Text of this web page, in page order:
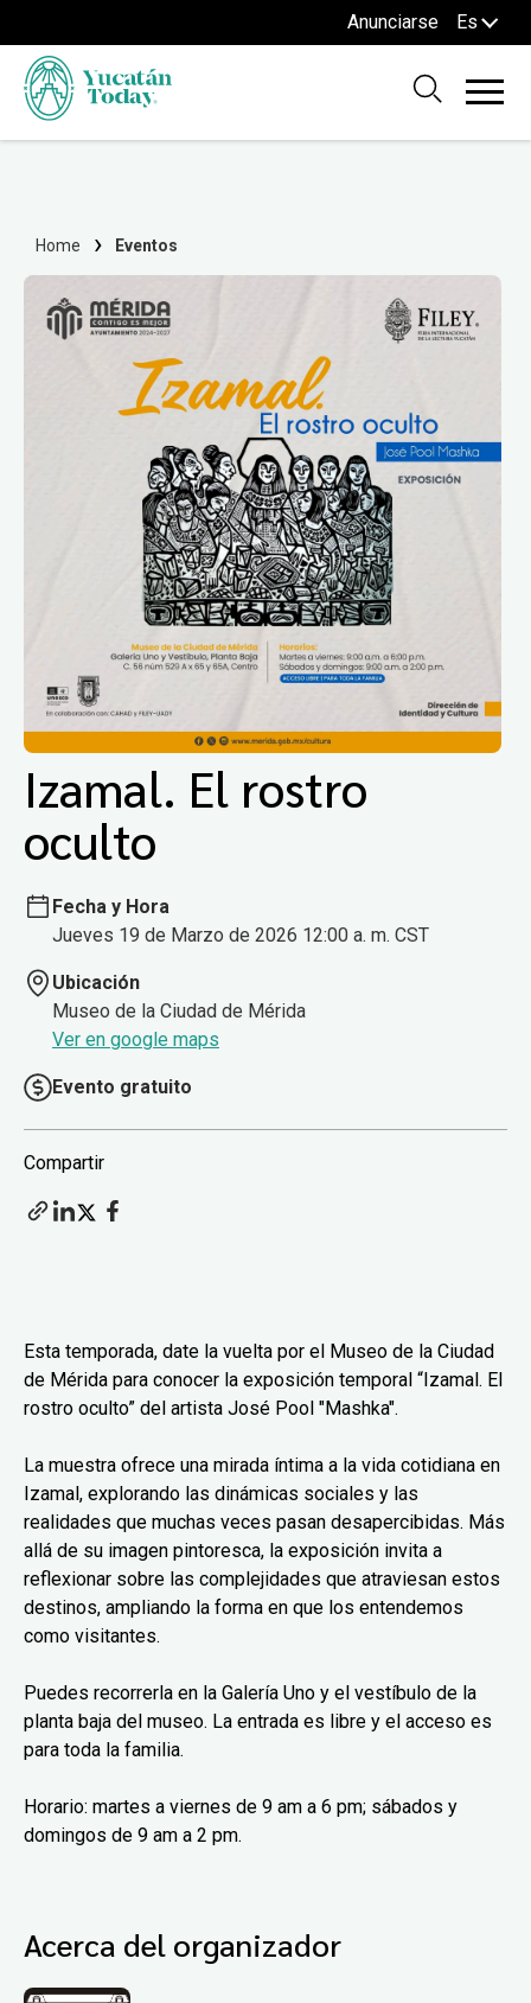
Anunciarse Es
Home Eventos
Izamal. El rostro
oculto
Fecha y Hora
Jueves 19 de Marzo de 2026 12:00 a. m. CST
Ubicación
Museo de la Ciudad de Mérida
Ver en google maps
Evento gratuito
Compartir
Esta temporada, date la vuelta por el Museo de la Ciudad
de Mérida para conocer la exposición temporal “Izamal. El
rostro oculto” del artista José Pool "Mashka".
La muestra ofrece una mirada íntima a la vida cotidiana en
Izamal, explorando las dinámicas sociales y las
realidades que muchas veces pasan desapercibidas. Más
allá de su imagen pintoresca, la exposición invita a
reflexionar sobre las complejidades que atraviesan estos
destinos, ampliando la forma en que los entendemos
como visitantes.
Puedes recorrerla en la Galería Uno y el vestíbulo de la
planta baja del museo. La entrada es libre y el acceso es
para toda la familia.
Horario: martes a viernes de 9 am a 6 pm; sábados y
domingos de 9 am a 2 pm.
Acerca del organizador